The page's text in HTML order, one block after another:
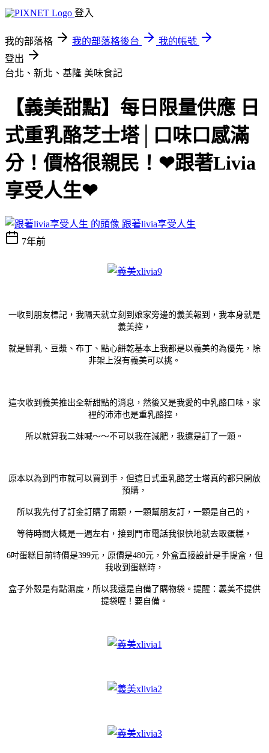
登入
我的部落格 我的部落格後台
我的帳號
登出
台北、新北、基隆 美味食記
【義美甜點】每日限量供應 日
式重乳酪芝士塔│口味口感滿
分！價格很親民！❤跟著Livia
享受人生❤
跟著livia享受人生
7年前
一收到朋友標記，我隔天就立刻到娘家旁邊的義美報到，我本身就是
義美控，
就是鮮乳、豆漿、布丁、點心餅乾基本上我都是以義美的為優先，除
非架上沒有義美可以挑。
這次收到義美推出全新甜點的消息，然後又是我愛的中乳酪口味，家
裡的沛沛也是重乳酪控，
所以就算我二妹喊～～不可以我在減肥，我還是訂了一顆。
原本以為到門市就可以買到手，但這日式重乳酪芝士塔真的都只開放
預購，
所以我先付了訂金訂購了兩顆，一顆幫朋友訂，一顆是自己的，
等待時間大概是一週左右，接到門市電話我很快地就去取蛋糕，
6吋蛋糕目前特價是399元，原價是480元，外盒直接設計是手提盒，但
我收到蛋糕時，
盒子外殼是有點濕度，所以我還是自備了購物袋。提醒：義美不提供
提袋喔！要自備。